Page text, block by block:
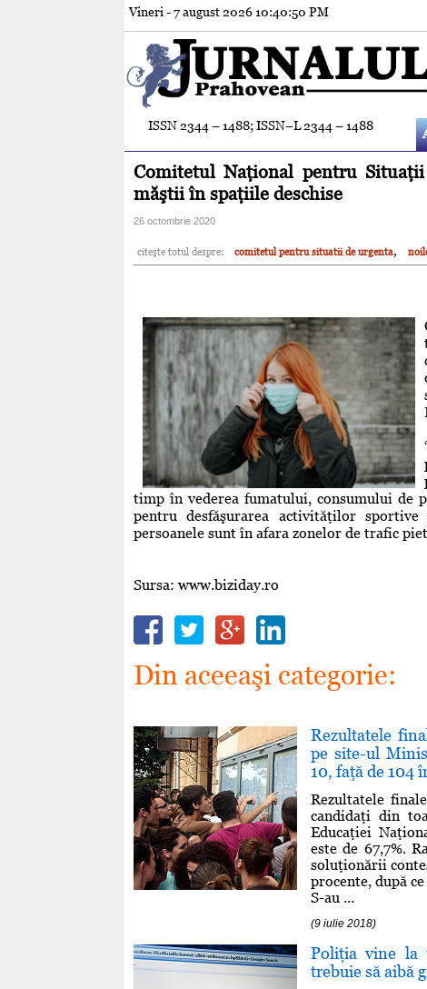
Vineri - 7 august 202610:40:52 PM
ISSN 2344 – 1488; ISSN–L 2344 – 1488
Comitetul Naţional pentru
măştii în spaţiile deschise
26 octombrie 2020
citeşte totul despre: comitetul pentru situatii de urgenta,
timp în vederea fumatului, consumului de
pentru desfăşurarea activităţilor
persoanele sunt în afara zonelor de trafic
Sursa: www.biziday.ro
Din aceeaşi categorie:
Rezultatele
pe site-ul
10, faţă de 104
Rezultatele
candidaţi din
Educaţiei
este de 67,7%.
soluţionării
procente, după
S-au ...
(9 iulie 2018)
Poliţia vine la
trebuie să aibă